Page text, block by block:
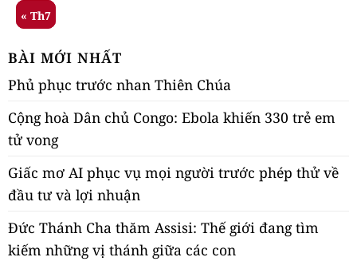
« Th7
BÀI MỚI NHẤT
Phủ phục trước nhan Thiên Chúa
Cộng hoà Dân chủ Congo: Ebola khiến 330 trẻ em
tử vong
Giấc mơ AI phục vụ mọi người trước phép thử về
đầu tư và lợi nhuận
Đức Thánh Cha thăm Assisi: Thế giới đang tìm
kiếm những vị thánh giữa các con